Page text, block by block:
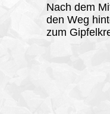
Nach dem
den Weg
zum